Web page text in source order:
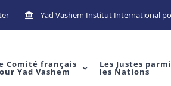
Yad Vashem Institut International
Comité français
Yad Vashem
Les Justes parmi
les Nations